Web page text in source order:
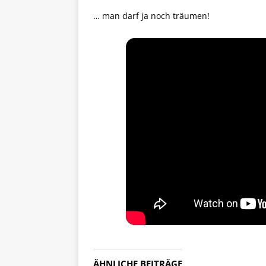
… man darf ja noch träumen!
ÄHNLICHE BEITRÄGE